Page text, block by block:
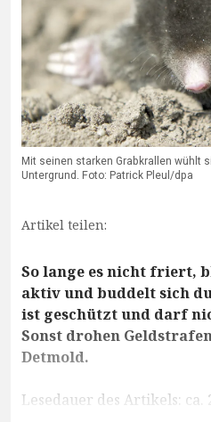
Mit seinen starken Grabkrallen wühlt
Untergrund. Foto: Patrick Pleul/dpa
Artikel teilen:
So lange es nicht friert,
aktiv und buddelt sich
ist geschützt und darf
Sonst drohen
Detmold.
Lesedauer des Artikels: ca.